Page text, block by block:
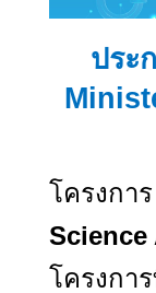
ประ
โครงการ
Science
โครงกา